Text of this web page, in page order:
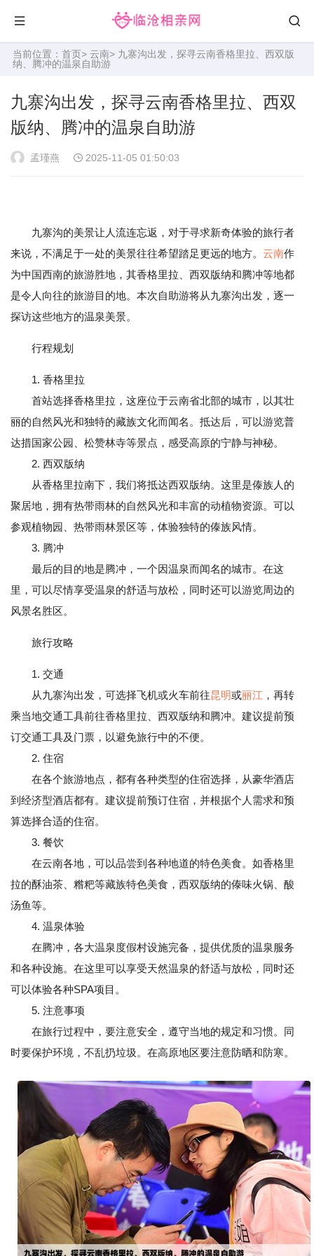
当前位置： 首页> 云南> 九寨沟出发，探寻云南香格里拉、西双版
纳、腾冲的温泉自助游
九寨沟出发，探寻云南香格里拉、西双
版纳、腾冲的温泉自助游
孟瑾燕 2025-11-05 01:50:03
九寨沟的美景让人流连忘返，对于寻求新奇体验的旅行者
来说，不满足于一处的美景往往希望踏足更远的地方。 云南作
为中国西南的旅游胜地，其香格里拉、西双版纳和腾冲等地都
是令人向往的旅游目的地。本次自助游将从九寨沟出发，逐一
探访这些地方的温泉美景。
行程规划
1. 香格里拉
首站选择香格里拉，这座位于云南省北部的城市，以其壮
丽的自然风光和独特的藏族文化而闻名。抵达后，可以游览普
达措国家公园、松赞林寺等景点，感受高原的宁静与神秘。
2. 西双版纳
从香格里拉南下，我们将抵达西双版纳。这里是傣族人的
聚居地，拥有热带雨林的自然风光和丰富的动植物资源。可以
参观植物园、热带雨林景区等，体验独特的傣族风情。
3. 腾冲
最后的目的地是腾冲，一个因温泉而闻名的城市。在这
里，可以尽情享受温泉的舒适与放松，同时还可以游览周边的
风景名胜区。
旅行攻略
1. 交通
从九寨沟出发，可选择飞机或火车前往昆明或丽江 ，再转
乘当地交通工具前往香格里拉、西双版纳和腾冲。建议提前预
订交通工具及门票，以避免旅行中的不便。
2. 住宿
在各个旅游地点，都有各种类型的住宿选择，从豪华酒店
到经济型酒店都有。建议提前预订住宿，并根据个人需求和预
算选择合适的住宿。
3. 餐饮
在云南各地，可以品尝到各种地道的特色美食。如香格里
拉的酥油茶、糌粑等藏族特色美食，西双版纳的傣味火锅、酸
汤鱼等。
4. 温泉体验
在腾冲，各大温泉度假村设施完备，提供优质的温泉服务
和各种设施。在这里可以享受天然温泉的舒适与放松，同时还
可以体验各种SPA项目。
5. 注意事项
在旅行过程中，要注意安全，遵守当地的规定和习惯。同
时要保护环境，不乱扔垃圾。在高原地区要注意防晒和防寒。